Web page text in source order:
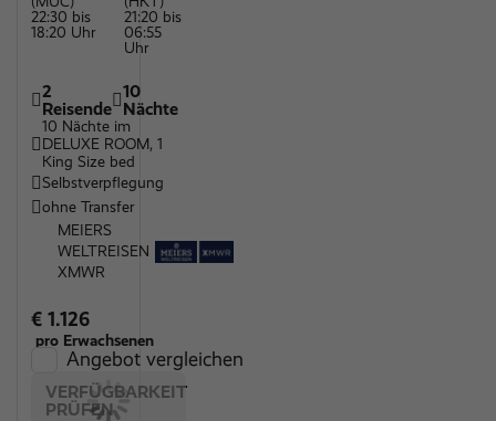
Wellnessbereich
Kinderspielplatz
Kinderpool
Restaurant
Sandstrand
Honeymoon Specials
22:30 bis
18:20 Uhr
21:20 bis
06:55
Uhr
2
Reisende
10
Nächte
10 Nächte im
DELUXE ROOM, 1
King Size bed
Selbstverpflegung
ohne Transfer
MEIERS
WELTREISEN
XMWR
€ 1.126
pro Erwachsenen
Angebot vergleichen
VERFÜGBARKEIT
PRÜFEN